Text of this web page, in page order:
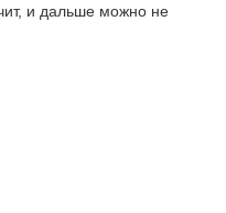
и дальше можно не